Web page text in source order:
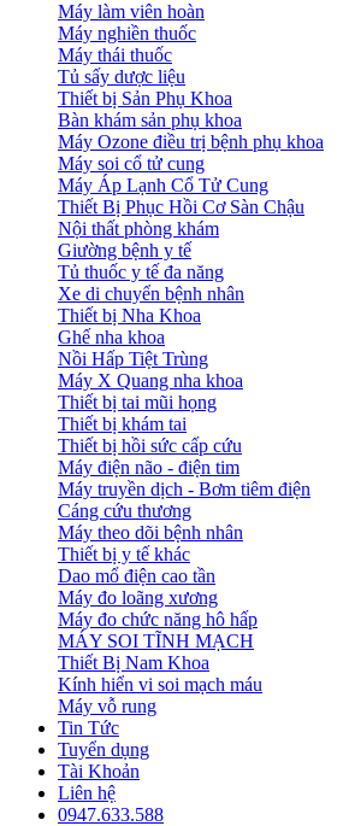
Máy làm viên hoàn
Máy nghiền thuốc
Máy thái thuốc
Tủ sấy dược liệu
Thiết bị Sản Phụ Khoa
Bàn khám sản phụ khoa
Máy Ozone điều trị bệnh phụ khoa
Máy soi cổ tử cung
Máy Áp Lạnh Cổ Tử Cung
Thiết Bị Phục Hồi Cơ Sàn Chậu
Nội thất phòng khám
Giường bệnh y tế
Tủ thuốc y tế đa năng
Xe di chuyển bệnh nhân
Thiết bị Nha Khoa
Ghế nha khoa
Nồi Hấp Tiệt Trùng
Máy X Quang nha khoa
Thiết bị tai mũi họng
Thiết bị khám tai
Thiết bị hồi sức cấp cứu
Máy điện não - điện tim
Máy truyền dịch - Bơm tiêm điện
Cáng cứu thương
Máy theo dõi bệnh nhân
Thiết bị y tế khác
Dao mổ điện cao tần
Máy đo loãng xương
Máy đo chức năng hô hấp
MÁY SOI TĨNH MẠCH
Thiết Bị Nam Khoa
Kính hiển vi soi mạch máu
Máy vỗ rung
Tin Tức
Tuyển dụng
Tài Khoản
Liên hệ
0947.633.588